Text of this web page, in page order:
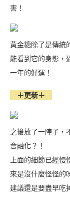
害！
黃金糖除了是傳統
能看到它的身影，
一年的好運！
＋更新＋
之後放了一陣子，
會融化？！
上面的細節已經
來是沒什麼怪怪
建議還是要盡早吃